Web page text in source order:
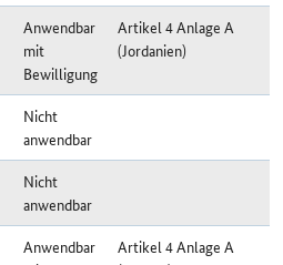
Anwendbar
mit
Bewilligung
Artikel 4 Anlage A
(Jordanien)
Nicht
anwendbar
Nicht
anwendbar
Anwendbar
Artikel 4 Anlage A